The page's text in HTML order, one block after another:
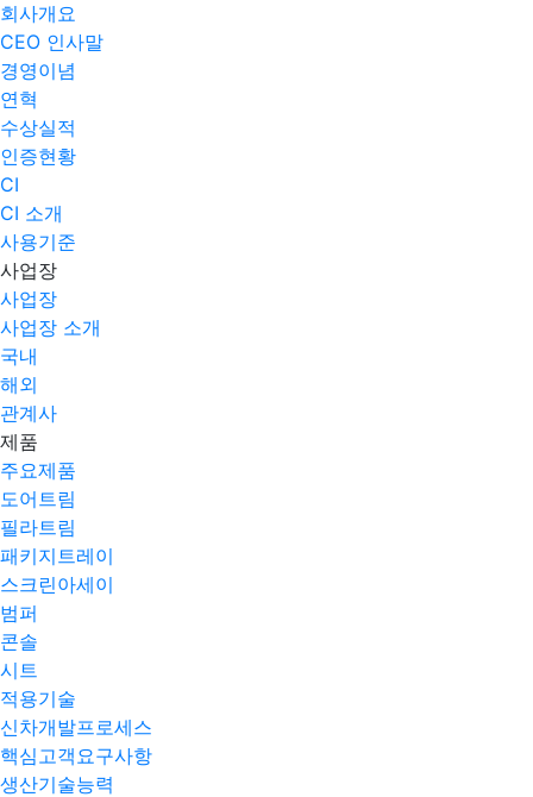
회사개요
CEO 인사말
경영이념
연혁
수상실적
인증현황
CI
CI 소개
사용기준
사업장
사업장
사업장 소개
국내
해외
관계사
제품
주요제품​
도어트림
필라트림
패키지트레이
스크린아세이
범퍼
콘솔
시트
적용기술
신차개발프로세스
핵심고객요구사항
생산기술능력